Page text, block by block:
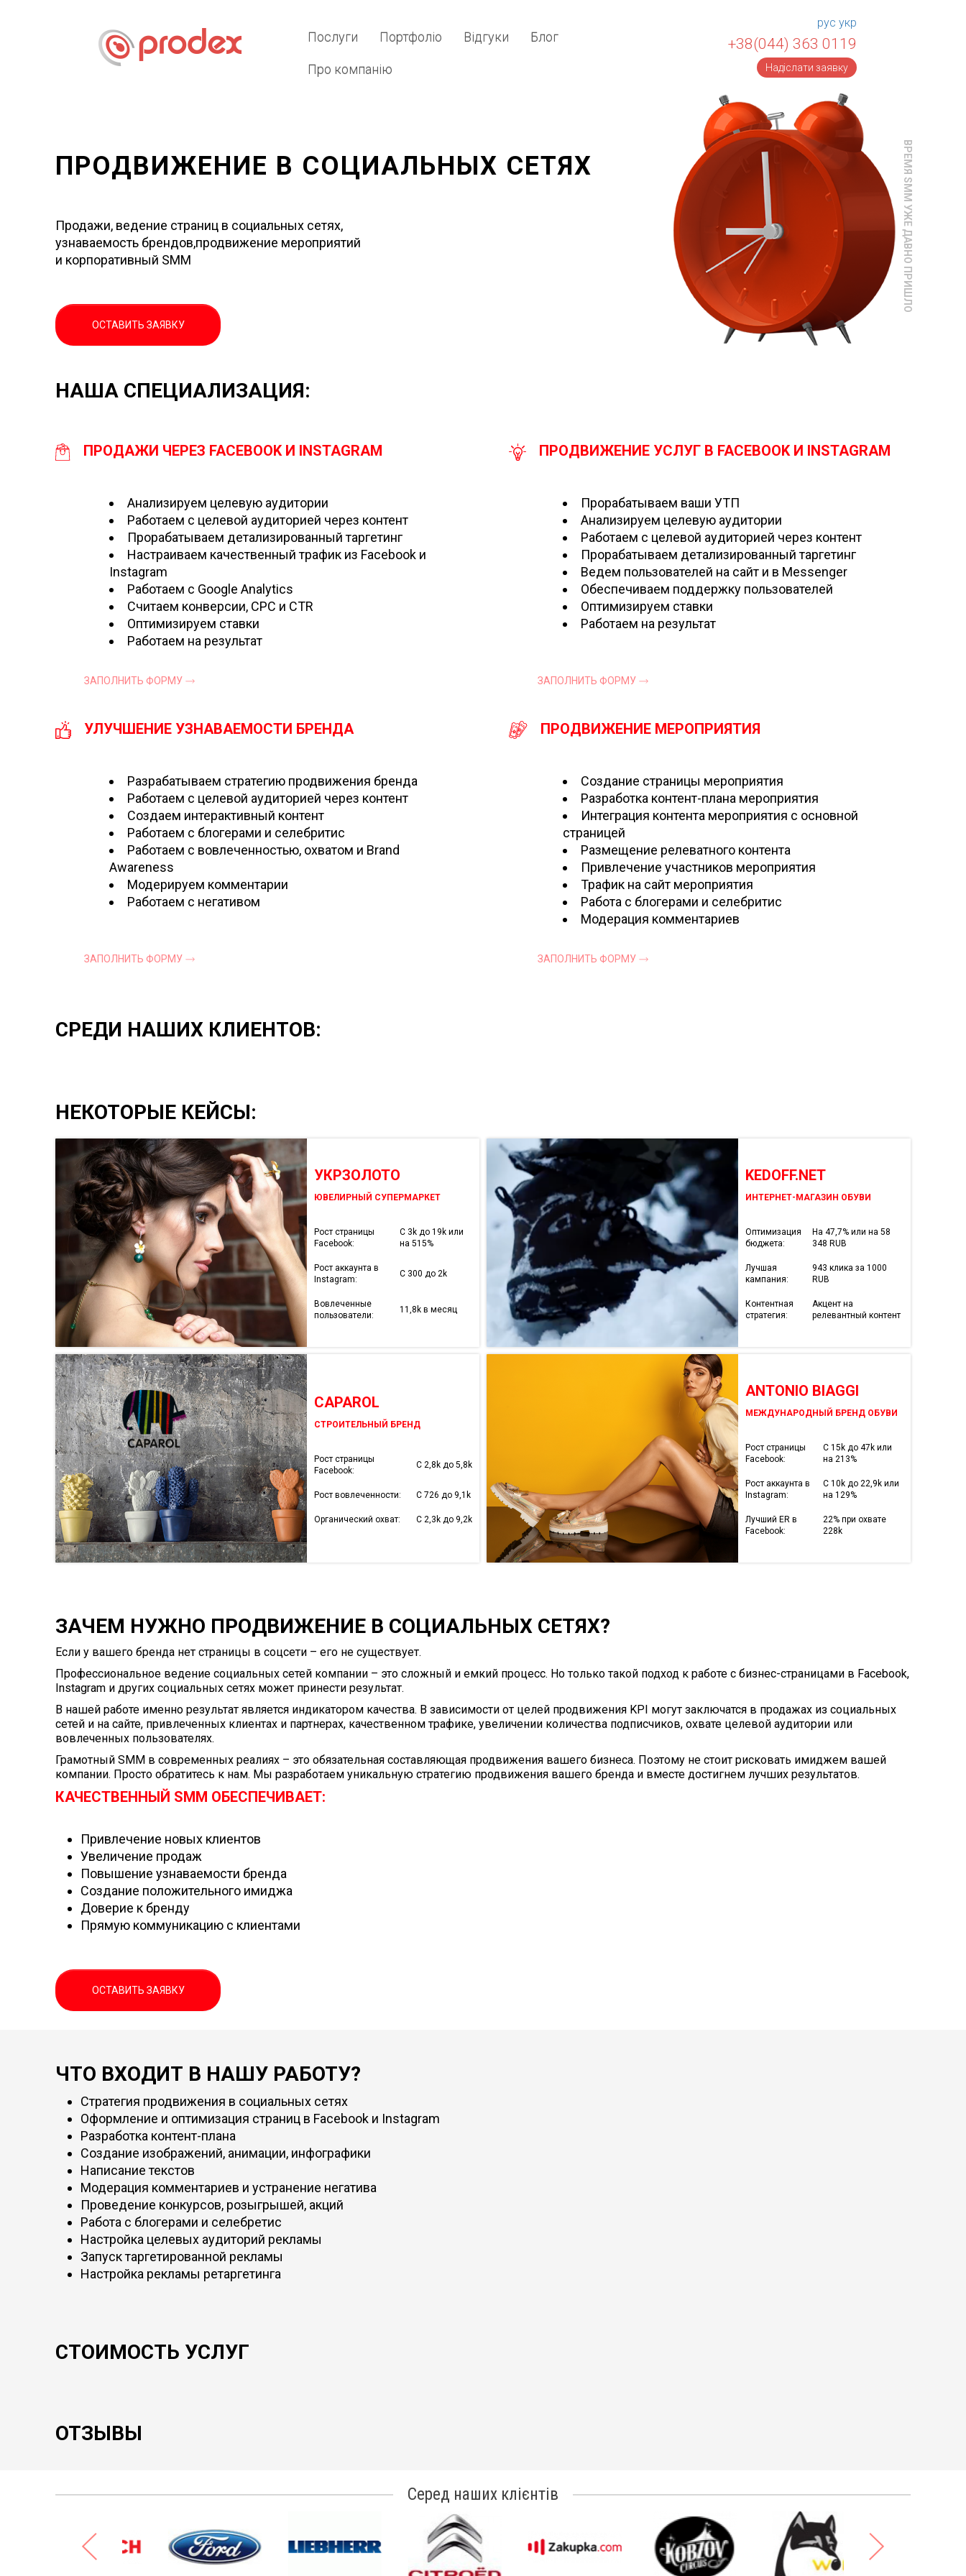
Послуги Портфоліо Відгуки Блог
Про компанію
рус укр
+38(044) 363 0119
Надіслати заявку
ВРЕМЯ SMM УЖЕ ДАВНО ПРИШЛО
ПРОДВИЖЕНИЕ В СОЦИАЛЬНЫХ СЕТЯХ
Продажи, ведение страниц в социальных сетях,
узнаваемость брендов,продвижение мероприятий
и корпоративный SMM
ОСТАВИТЬ ЗАЯВКУ
НАША СПЕЦИАЛИЗАЦИЯ:
ПРОДАЖИ ЧЕРЕЗ FACEBOOK И INSTAGRAM
Анализируем целевую аудитории
Работаем с целевой аудиторией через контент
Прорабатываем детализированный таргетинг
Настраиваем качественный трафик из Facebook и
Instagram
Работаем с Google Analytics
Считаем конверсии, CPC и CTR
Оптимизируем ставки
Работаем на результат
ЗАПОЛНИТЬ ФОРМУ
ПРОДВИЖЕНИЕ УСЛУГ В FACEBOOK И INSTAGRAM
Прорабатываем ваши УТП
Анализируем целевую аудитории
Работаем с целевой аудиторией через контент
Прорабатываем детализированный таргетинг
Ведем пользователей на сайт и в Messenger
Обеспечиваем поддержку пользователей
Оптимизируем ставки
Работаем на результат
ЗАПОЛНИТЬ ФОРМУ
УЛУЧШЕНИЕ УЗНАВАЕМОСТИ БРЕНДА
Разрабатываем стратегию продвижения бренда
Работаем с целевой аудиторией через контент
Создаем интерактивный контент
Работаем с блогерами и селебритис
Работаем с вовлеченностью, охватом и Brand
Awareness
Модерируем комментарии
Работаем с негативом
ЗАПОЛНИТЬ ФОРМУ
ПРОДВИЖЕНИЕ МЕРОПРИЯТИЯ
Создание страницы мероприятия
Разработка контент-плана мероприятия
Интеграция контента мероприятия с основной
страницей
Размещение релеватного контента
Привлечение участников мероприятия
Трафик на сайт мероприятия
Работа с блогерами и селебритис
Модерация комментариев
ЗАПОЛНИТЬ ФОРМУ
СРЕДИ НАШИХ КЛИЕНТОВ:
НЕКОТОРЫЕ КЕЙСЫ:
УКРЗОЛОТО
ЮВЕЛИРНЫЙ СУПЕРМАРКЕТ
Рост страницы
Facebook:
C 3k до 19k или
на 515%
Рост аккаунта в
Instagram:
С 300 до 2k
Вовлеченные
пользователи:
11,8k в месяц
KEDOFF.NET
ИНТЕРНЕТ-МАГАЗИН ОБУВИ
Оптимизация
бюджета:
На 47,7% или на 58
348 RUB
Лучшая
кампания:
943 клика за 1000
RUB
Контентная
стратегия:
Акцент на
релевантный контент
CAPAROL
СТРОИТЕЛЬНЫЙ БРЕНД
Рост страницы
Facebook:
С 2,8k до 5,8k
Рост вовлеченности: С 726 до 9,1k
Органический охват: С 2,3k до 9,2k
ANTONIO BIAGGI
МЕЖДУНАРОДНЫЙ БРЕНД ОБУВИ
Рост страницы
Facebook:
С 15k до 47k или
на 213%
Рост аккаунта в
Instagram:
С 10k до 22,9k или
на 129%
Лучший ER в
Facebook:
22% при охвате
228k
ЗАЧЕМ НУЖНО ПРОДВИЖЕНИЕ В СОЦИАЛЬНЫХ СЕТЯХ?
Если у вашего бренда нет страницы в соцсети – его не существует.
Профессиональное ведение социальных сетей компании – это сложный и емкий процесс. Но только такой подход к работе с бизнес-страницами в Facebook,
Instagram и других социальных сетях может принести результат.
В нашей работе именно результат является индикатором качества. В зависимости от целей продвижения KPI могут заключатся в продажах из социальных
сетей и на сайте, привлеченных клиентах и партнерах, качественном трафике, увеличении количества подписчиков, охвате целевой аудитории или
вовлеченных пользователях.
Грамотный SMM в современных реалиях – это обязательная составляющая продвижения вашего бизнеса. Поэтому не стоит рисковать имиджем вашей
компании. Просто обратитесь к нам. Мы разработаем уникальную стратегию продвижения вашего бренда и вместе достигнем лучших результатов.
КАЧЕСТВЕННЫЙ SMM ОБЕСПЕЧИВАЕТ:
Привлечение новых клиентов
Увеличение продаж
Повышение узнаваемости бренда
Создание положительного имиджа
Доверие к бренду
Прямую коммуникацию с клиентами
ОСТАВИТЬ ЗАЯВКУ
ЧТО ВХОДИТ В НАШУ РАБОТУ?
Стратегия продвижения в социальных сетях
Оформление и оптимизация страниц в Facebook и Instagram
Разработка контент-плана
Создание изображений, анимации, инфографики
Написание текстов
Модерация комментариев и устранение негатива
Проведение конкурсов, розыгрышей, акций
Работа с блогерами и селебретис
Настройка целевых аудиторий рекламы
Запуск таргетированной рекламы
Настройка рекламы ретаргетинга
СТОИМОСТЬ УСЛУГ
ОТЗЫВЫ
Серед наших клієнтів